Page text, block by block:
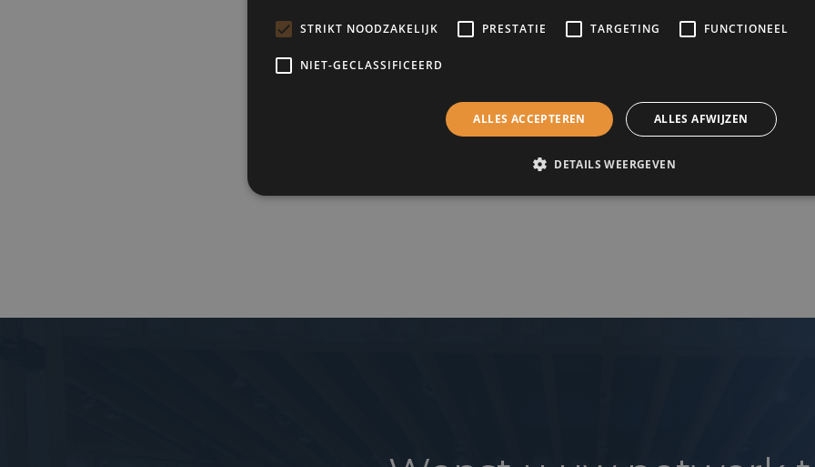
18.30u – 19.00u: Welkom
19.00u – 20.00u: Interview en Q&A
20.00u – 21.00u: Afterwork, signeersessie & Networking
STRIKT NOODZAKELIJK PRESTATIE TARGETING FUNCTIONEEL
NIET-GECLASSIFICEERD
ALLES ACCEPTEREN ALLES AFWIJZEN
DETAILS WEERGEVEN